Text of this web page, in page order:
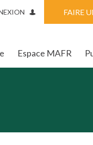
FAIRE
Espace MAFR